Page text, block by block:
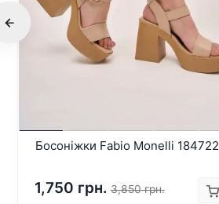
Босоніжки Fabio Monelli 184722
1,750 грн. 3,850 грн.